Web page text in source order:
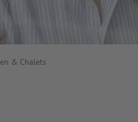
& Chalets